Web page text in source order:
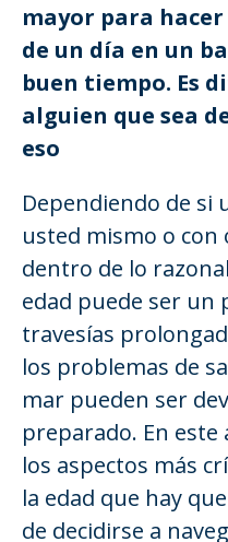
mayor para
de un día en un
buen tiempo. Es
alguien que sea
eso
Dependiendo de si
usted mismo o con
dentro de lo
edad puede ser un
travesías
los problemas de
mar pueden ser
preparado. En
los aspectos más
la edad que hay
de decidirse a